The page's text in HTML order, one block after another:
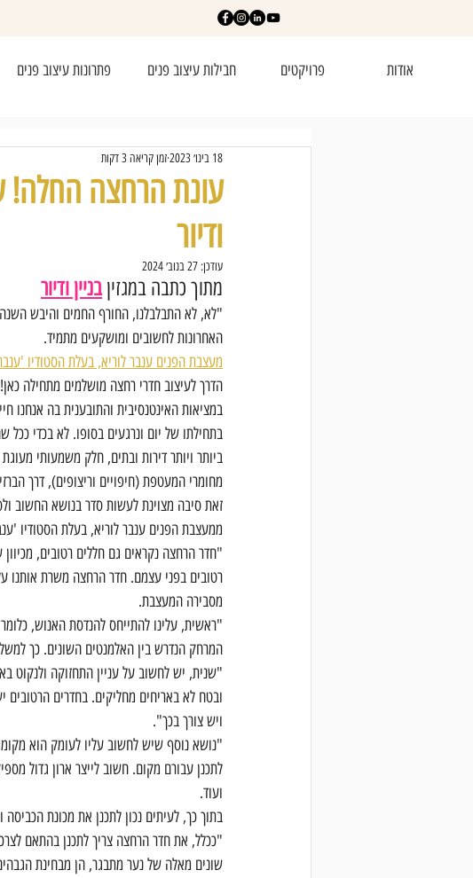
פתרונות עיצוב פנים חבילות עיצוב פנים פרויקטים אודות
עונת הרחצה החלה!
ודיור
18 בינו׳ 2023 זמן קריאה 3 דקות
עודכן: 27 בנוב׳ 2024
מתוך כתבה במגזין בניין ודיור
"לא, לא התבלבלנו, החורף החמים והיבש
האחרונות לחשובים ומושקעים מתמיד.
מעצבת הפנים ענבר לוריא, בעלת הסטודיו
הדרך לעיצוב חדרי רחצה מושלמים מתחילה כאן!
במציאות האינטנסיבית והתובענית בה אנחנו
בתחילתו של יום ונרגעים בסופו. לא בכדי
ביותר ויותר דירות ובתים, חלק משמעותי
מחומרי המעטפת (חיפויים וריצופים), דרך
זאת סיבה מצוינת לעשות סדר בנושא החשוב
ממעצבת הפנים ענבר לוריא, בעלת הסטודיו
"חדר הרחצה נקראים גם חללים רטובים,
רטובים בפני עצמם. חדר הרחצה משרת אותנו
מסבירה המעצבת.
"ראשית, עלינו להתייחס להנדסת האנוש,
המרחק הנדרש בין האלמנטים השונים. כך
"שנית, יש לחשוב על עניין התחזוקה ולנקוט
ובטח לא באריחים מחליקים. בחדרים הרטובים
ויש צורך בכך".
לתכנן עבורם מקום. חשוב לייצר ארון גדול
ועוד.
בתוך כך, לעיתים נכון לתכנן את מכונת
שונים מאלה של נער מתבגר, הן מבחינת